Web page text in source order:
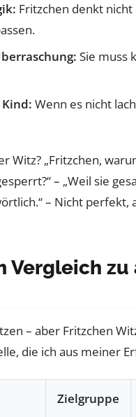
Fritzchen denkt
Sie muss
Wenn es nicht
Witz? „Fritzchen,
– „Weil sie
– Nicht
Vergleich zu
– aber Fritzchen
die ich aus meiner
Zielgruppe